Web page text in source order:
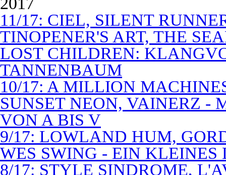
11/17: CIEL, SILENT
TINOPENER'S ART, THE
LOST CHILDREN:
TANNENBAUM
10/17: A MILLION
SUNSET NEON, VAINERZ -
VON A BIS V
9/17: LOWLAND HUM,
WES SWING - EIN KLEINES
8/17: STYLE SINDROME,